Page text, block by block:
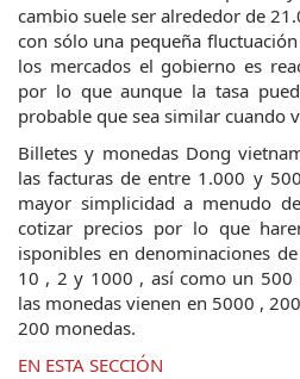
cambio suele ser alrededor de
con sólo una pequeña
los mercados el gobierno es
por lo que aunque la tasa
probable que sea similar cuando
Billetes y monedas Dong
las facturas de entre 1.000 y
mayor simplicidad a menudo
cotizar precios por lo que
isponibles en denominaciones
10 , 2 y 1000 , así como un
las monedas vienen en 5000 ,
200 monedas.
EN ESTA SECCIÓN